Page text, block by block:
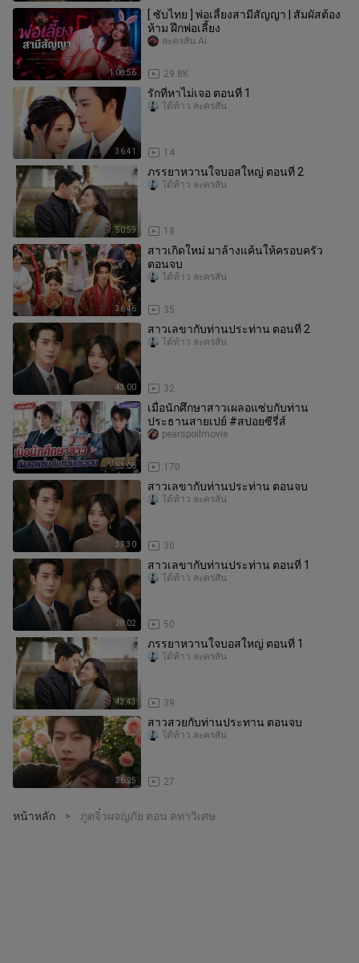
1:08:56
[ ซับไทย ] พ่อเลี้ยงสามีสัญญา | สัมผัสต้อง
ห้าม ฝึกพ่อเลี้ยง
29.8K
ละครสั้น Ai
36:41
รักที่หาไม่เจอ ตอนที่ 1
14
ใต้ท้าว ละครสั้น
50:59
ภรรยาหวานใจบอสใหญ่ ตอนที่ 2
18
ใต้ท้าว ละครสั้น
36:46
สาวเกิดใหม่ มาล้างแค้นให้ครอบครัว
ตอนจบ
35
ใต้ท้าว ละครสั้น
43:00
สาวเลขากับท่านประท่าน ตอนที่ 2
32
ใต้ท้าว ละครสั้น
53:06
เมื่อนักศึกษาสาวเผลอแซ่บกับท่าน
ประธานสายเปย์ #สปอยซีรี่ส์
170
pearspoilmovie
37:30
สาวเลขากับท่านประท่าน ตอนจบ
30
ใต้ท้าว ละครสั้น
28:02
สาวเลขากับท่านประท่าน ตอนที่ 1
50
ใต้ท้าว ละครสั้น
43:43
ภรรยาหวานใจบอสใหญ่ ตอนที่ 1
39
ใต้ท้าว ละครสั้น
36:25
สาวสวยกับท่านประทาน ตอนจบ
27
ใต้ท้าว ละครสั้น
หน้าหลัก > ภูตจิ๋วผจญภัย ตอน คทาวิเศษ